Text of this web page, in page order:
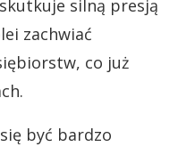
silną presją
zachwiać
co już
być bardzo